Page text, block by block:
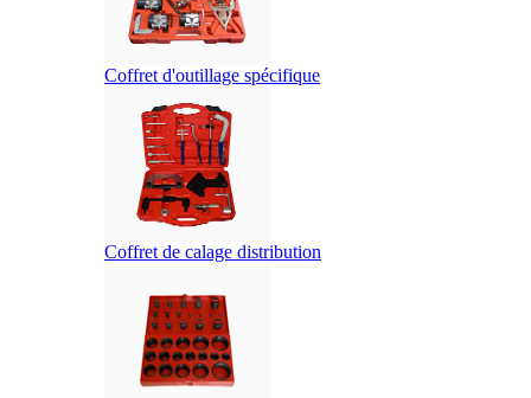
Coffret d'outillage spécifique
Coffret de calage distribution